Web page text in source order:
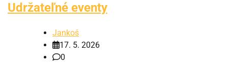
Udržateľné eventy
Jankoš
17. 5. 2026
0